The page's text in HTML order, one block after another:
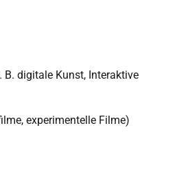
B. digitale Kunst, Interaktive
experimentelle Filme)